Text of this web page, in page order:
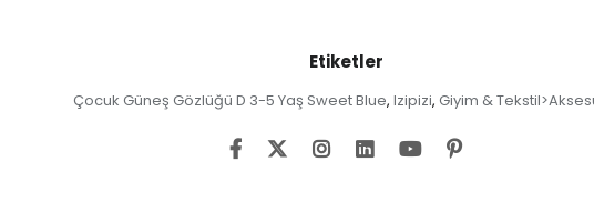
Etiketler
Çocuk Güneş Gözlüğü D 3-5 Yaş Sweet Blue, Izipizi, Giyim &